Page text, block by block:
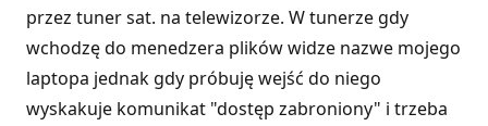
przez tuner sat. na telewizorze. W tunerze gdy
wchodzę do menedzera plików widze nazwe mojego
laptopa jednak gdy próbuję wejść do niego
wyskakuje komunikat "dostęp zabroniony" i trzeba